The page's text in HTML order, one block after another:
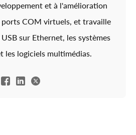
et à l'amélioration
ports COM virtuels, et travaille
sur Ethernet, les systèmes
les logiciels multimédias.